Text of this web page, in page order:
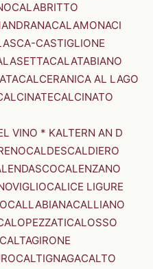
CALABRITTO
CALAMONACI
CASTIGLIONE
CALATABIANO
CALCERANICA AL LAGO
CALCINATO
VINO * KALTERN AN D
CALDESCALDIERO
CALENZANO
CALICE LIGURE
CALLABIANACALLIANO
CALOSSO
CALTAGIRONE
CALTIGNAGACALTO